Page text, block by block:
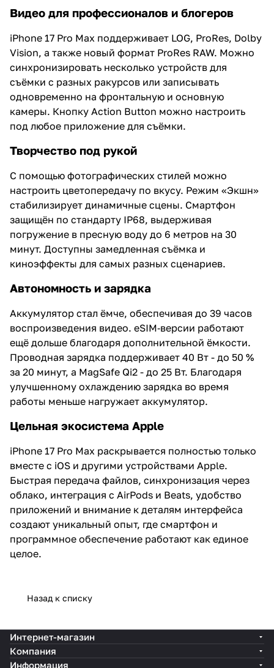
Видео для профессионалов и блогеров
iPhone 17 Pro Max поддерживает LOG, ProRes, Dolby
Vision, а также новый формат ProRes RAW. Можно
синхронизировать несколько устройств для
съёмки с разных ракурсов или записывать
одновременно на фронтальную и основную
камеры. Кнопку Action Button можно настроить
под любое приложение для съёмки.
Творчество под рукой
С помощью фотографических стилей можно
настроить цветопередачу по вкусу. Режим «Экшн»
стабилизирует динамичные сцены. Смартфон
защищён по стандарту IP68, выдерживая
погружение в пресную воду до 6 метров на 30
минут. Доступны замедленная съёмка и
киноэффекты для самых разных сценариев.
Автономность и зарядка
Аккумулятор стал ёмче, обеспечивая до 39 часов
воспроизведения видео. eSIM‑версии работают
ещё дольше благодаря дополнительной ёмкости.
Проводная зарядка поддерживает 40 Вт - до 50 %
за 20 минут, а MagSafe Qi2 - до 25 Вт. Благодаря
улучшенному охлаждению зарядка во время
работы меньше нагружает аккумулятор.
Цельная экосистема Apple
iPhone 17 Pro Max раскрывается полностью только
вместе с iOS и другими устройствами Apple.
Быстрая передача файлов, синхронизация через
облако, интеграция с AirPods и Beats, удобство
приложений и внимание к деталям интерфейса
создают уникальный опыт, где смартфон и
программное обеспечение работают как единое
целое.
Назад к списку
Интернет-магазин
Компания
Информация